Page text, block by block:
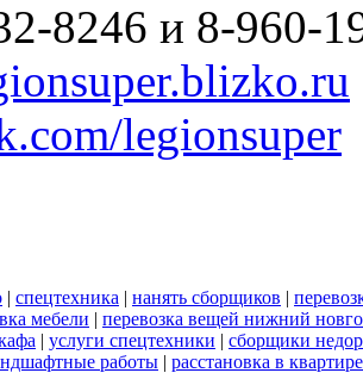
8246 и 8-960-
legionsuper
| спецтехника | нанять сборщиков |
мебели | перевозка вещей нижний
| услуги спецтехники | сборщики
работы | расстановка в квартире